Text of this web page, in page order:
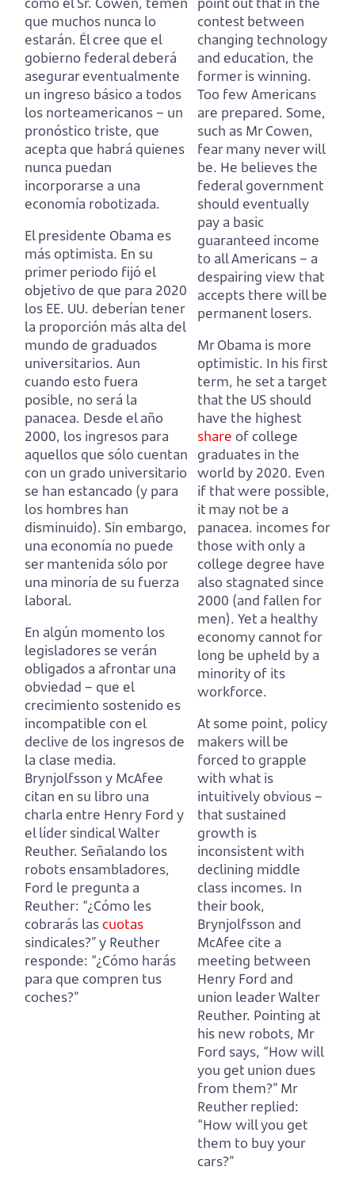
que muchos nunca lo
estarán. Él cree que el
gobierno federal deberá
asegurar eventualmente
un ingreso básico a todos
los norteamericanos – un
pronóstico triste, que
acepta que habrá quienes
nunca puedan
incorporarse a una
economía robotizada.
El presidente Obama es
más optimista. En su
primer periodo fijó el
objetivo de que para 2020
los EE. UU. deberían tener
la proporción más alta del
mundo de graduados
universitarios. Aun
cuando esto fuera
posible, no será la
panacea. Desde el año
2000, los ingresos para
aquellos que sólo cuentan
con un grado universitario
se han estancado (y para
los hombres han
disminuido). Sin embargo,
una economía no puede
ser mantenida sólo por
una minoría de su fuerza
laboral.
En algún momento los
legisladores se verán
obligados a afrontar una
obviedad – que el
crecimiento sostenido es
incompatible con el
declive de los ingresos de
la clase media.
Brynjolfsson y McAfee
citan en su libro una
charla entre Henry Ford y
el líder sindical Walter
Reuther. Señalando los
robots ensambladores,
Ford le pregunta a
Reuther: “¿Cómo les
cobrarás lascuotas
sindicales?” y Reuther
responde: “¿Cómo harás
para que compren tus
coches?”
contest between
changing technology
and education, the
former is winning.
Too few Americans
are prepared. Some,
such as Mr Cowen,
fear many never will
be. He believes the
federal government
should eventually
pay a basic
guaranteed income
to all Americans – a
despairing view that
accepts there will be
permanent losers.
Mr Obama is more
optimistic. In his first
term, he set a target
that the US should
have the highest
share of college
graduates in the
world by 2020. Even
if that were possible,
it may not be a
panacea. incomes for
those with only a
college degree have
also stagnated since
2000 (and fallen for
men). Yet a healthy
economy cannot for
long be upheld by a
minority of its
workforce.
At some point, policy
makers will be
forced to grapple
with what is
intuitively obvious –
that sustained
growth is
inconsistent with
declining middle
class incomes. In
their book,
Brynjolfsson and
McAfee cite a
meeting between
Henry Ford and
union leader Walter
Reuther. Pointing at
his new robots, Mr
Ford says, “How will
you get union dues
from them?” Mr
Reuther replied:
“How will you get
them to buy your
cars?”